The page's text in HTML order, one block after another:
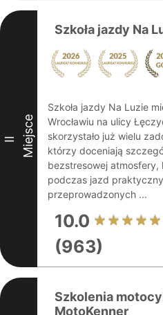
II Miejsce
Szkoła jazdy Na
Szkoła jazdy Na Luzie
Wrocławiu na ulicy
skorzystało już wielu
którzy doceniają
bezstresowej atmosfery,
podczas jazd
przeprowadzonych ...
10.0
(963)
Szkolenia
MotoKenner